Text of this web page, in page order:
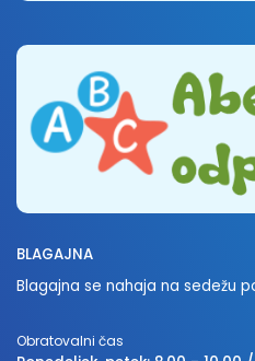
BLAGAJNA
Blagajna se nahaja na sedežu
Obratovalni čas